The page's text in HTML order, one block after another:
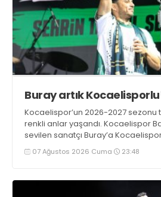
Buray artık
Kocaelispor’un 2026-2027 sezonu
renkli anlar yaşandı. Kocaelispor
sevilen sanatçı Buray’a
07 Ağustos 2026 Cuma 23:48